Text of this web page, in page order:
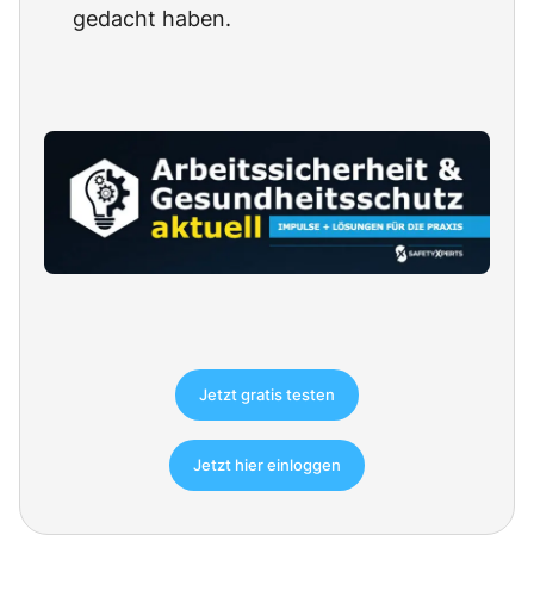
gedacht haben.
Jetzt gratis testen
Jetzt hier einloggen